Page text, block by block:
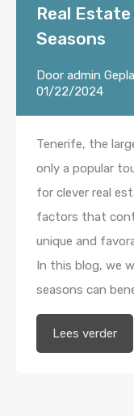
Real
Seasons
Door admin
01/22/2024
Tenerife, the
only a popular
for clever real
factors that
unique and
In this blog, we
seasons can
Lees verder